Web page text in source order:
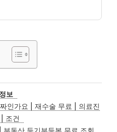
정보
인가요 | 재수술 무료 | 의료진
조건
동산 등기부등본 무료 조회